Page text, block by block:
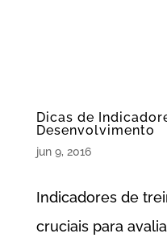
Dicas de
Desenvolvimento
jun 9, 2016
Indicadores de
cruciais para